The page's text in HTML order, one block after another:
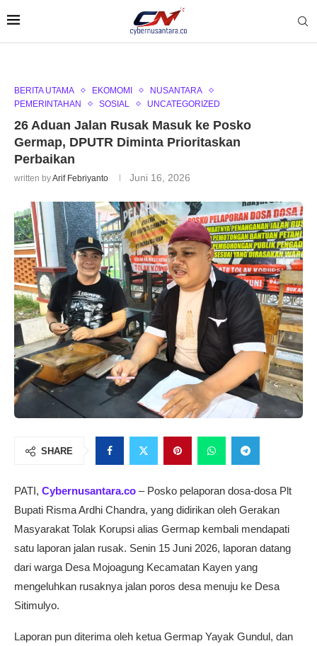
BERITA UTAMA EKOMOMI
NUSANTARA
PEMERINTAHAN
SOSIAL UNCATEGORIZED
26 Aduan Jalan Rusak Masuk ke Posko
Germap, DPUTR Diminta Prioritaskan
Perbaikan
written byArif Febriyanto Juni 16, 2026
SHARE
PATI, Cybernusantara.co – Posko pelaporan dosa-dosa Plt
Bupati Risma Ardhi Chandra, yang didirikan oleh Gerakan
Masyarakat Tolak Korupsi alias Germap kembali mendapati
satu laporan jalan rusak. Senin 15 Juni 2026, laporan datang
dari warga Desa Mojoagung Kecamatan Kayen yang
mengeluhkan rusaknya jalan poros desa menuju ke Desa
Sitimulyo.
Laporan pun diterima oleh ketua Germap Yayak Gundul, dan